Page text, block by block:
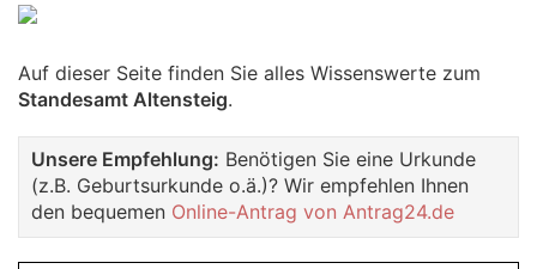
Auf dieser Seite finden Sie alles Wissenswerte zum
Standesamt Altensteig.
Unsere Empfehlung: Benötigen Sie eine Urkunde
(z.B. Geburtsurkunde o.ä.)? Wir empfehlen Ihnen
den bequemen Online-Antrag von Antrag24.de